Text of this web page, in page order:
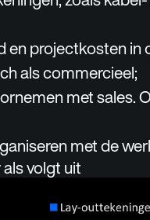
en projectkosten in
als commercieel;
met sales.
met de
volgt uit